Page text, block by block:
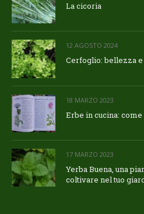
La cicoria
12 AGOSTO 2024
Cerfoglio: bellezza
18 MARZO 2023
Erbe in cucina:
17 MARZO 2023
Yerba Buena, una
coltivare nel tuo